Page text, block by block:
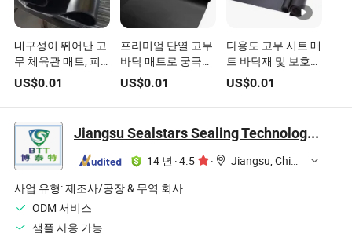
내구성이 뛰어난 고
무 체육관 매트, 피
트니스 공간에 쉽게
설치 가능
US$0.01
프리미엄 단열 고무
바닥 매트로 궁극적
인 편안함 제공
US$0.01
다용도 고무 시트 매
트 바닥재 및 보호
용도용
US$0.01
Jiangsu Sealstars Sealing Technology Co., Ltd.
14 년 ·4.5 ·
Jiangsu, China
사업 유형:제조사/공장 & 무역 회사
ODM 서비스
샘플 사용 가능